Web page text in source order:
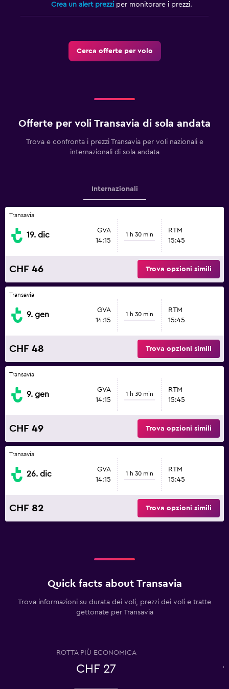
Crea un alert prezzi per monitorare i prezzi.
Cerca offerte per volo
Offerte per voli Transavia di sola andata
Trova e confronta i prezzi Transavia per voli nazionali e
internazionali di sola andata
Internazionali
Transavia
19. dic
GVA
14:15
1 h 30 min
RTM
15:45
CHF 46 Trova opzioni simili
Transavia
9. gen
GVA
14:15
1 h 30 min
RTM
15:45
CHF 48 Trova opzioni simili
Transavia
9. gen
GVA
14:15
1 h 30 min
RTM
15:45
CHF 49 Trova opzioni simili
Transavia
26. dic
GVA
14:15
1 h 30 min
RTM
15:45
CHF 82 Trova opzioni simili
Quick facts about Transavia
Trova informazioni su durata dei voli, prezzi dei voli e tratte
gettonate per Transavia
ROTTA PIÙ ECONOMICA
CHF 27